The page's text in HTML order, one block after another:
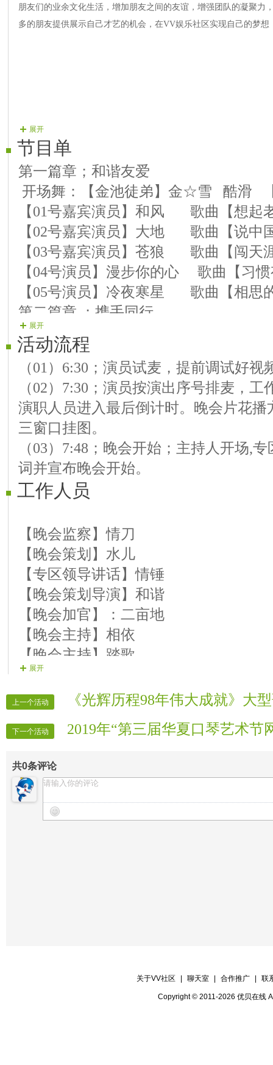
朋友们的业余文化生活，增加朋友之间的友谊，增强团队的凝聚力
多的朋友提供展示自己才艺的机会，在VV娱乐社区实现自己的梦
展开
节目单
第一篇章；和谐友爱
开场舞：【金池徒弟】金☆雪 酷滑
【01号嘉宾演员】和风 歌曲【想起
【02号嘉宾演员】大地 歌曲【说
【03号嘉宾演员】苍狼 歌曲【闯天
【04号演员】漫步你的心 歌曲【习
【05号演员】冷夜寒星 歌曲【相思
第二篇章 ；携手同行
【06号演员】飞天女 歌曲【断情泪
【07号演员】快乐相随 歌曲【毛主
【08号演员】浓茶 电管独奏【中
【09号演员】澜姐 歌曲【让秋风
【10号演员】鈅銧 歌曲【我的快
中场舞：舞舞 草原舞【你的新郎
【11号演员】沙舟 歌曲【我像雪
【12号演员】平淡 歌曲【还要等
第三篇章；谱写华章
【14号演员】游子 歌曲【我爱你
【15号演员】春哥 歌曲【我是否
【16号演员】蓉儿 歌曲【让爱回
都会值得等】
【17号演员】水儿 歌曲【之所以
结束舞： 坏坏 自由滑【家乡的
展开
活动流程
（01）6:30；演员试麦，提前调试好视
（02）7:30；演员按演出序号排麦，
演职人员进入最后倒计时。晚会片花
三窗口挂图。
（03）7:48；晚会开始；主持人开场,
词并宣布晚会开始。
工作人员
【晚会监察】情刀
【晚会策划】水儿
【专区领导讲话】情锤
【晚会策划导演】和谐
【晚会加官】：二亩地
【晚会主持】相依
【晚会主持】踏歌
【片花制作】：秀
【晚会递麦】小乖
【晚会插麦】小乖
【晚会广播】六月雪
【晚会督察①】神★童
【晚会片花①】棒棒糖
【晚会片花②】飞燕
展开
上一个活动 《光辉历程98年伟大成就》大
下一个活动 2019年“第三届华夏口琴艺术节
共0条评论
关于VV社区 聊天室 合作推广 联
Copyright © 2011-2026 优贝在线